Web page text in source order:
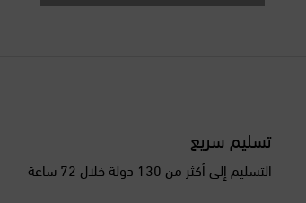
تسليم سريع
التسليم إلى أكثر من 130 دولة خلال 72 ساعة